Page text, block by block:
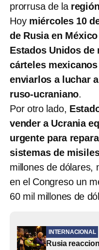
prorrusa de la
Hoy miércoles 10
de Rusia en
Estados Unidos
cárteles
enviarlos a luchar
ruso-ucraniano.
Por otro lado,
vender a Ucrania
urgente para
sistemas de
millones de dólares,
en el Congreso un
60 mil millones de
INTERNACIONAL
Rusia